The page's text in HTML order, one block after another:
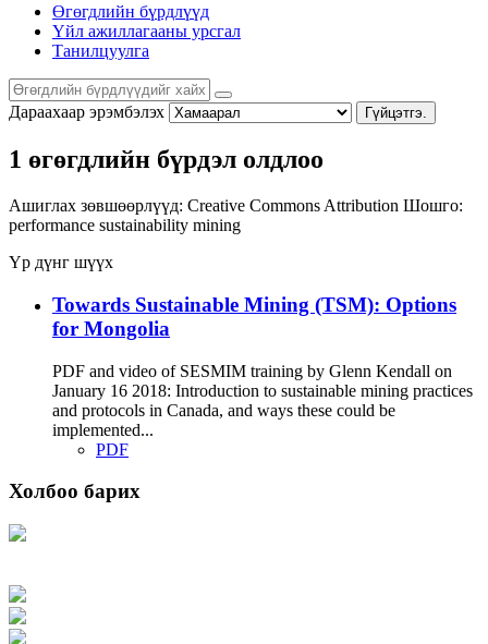
Өгөгдлийн бүрдлүүд
Үйл ажиллагааны урсгал
Танилцуулга
Дараахаар эрэмбэлэх Гүйцэтгэ.
1 өгөгдлийн бүрдэл олдлоо
Ашиглах зөвшөөрлүүд: Creative Commons Attribution Шошго:
performance sustainability mining
Үр дүнг шүүх
Towards Sustainable Mining (TSM): Options
for Mongolia
PDF and video of SESMIM training by Glenn Kendall on
January 16 2018: Introduction to sustainable mining practices
and protocols in Canada, and ways these could be
implemented...
PDF
Холбоо барих